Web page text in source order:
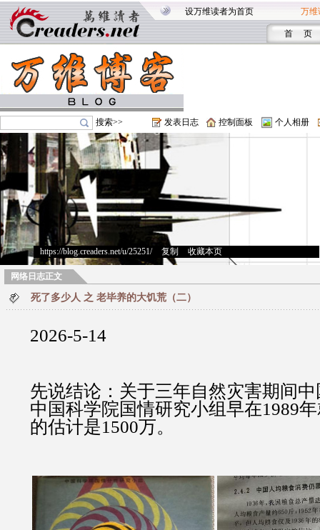
设万维读者为首页 万维
首 页
搜索>> 发表日志 控制面板 个人相册
https://blog.creaders.net/u/25251/> 复制 收藏本页
网络日志正文
死了多少人 之 老毕养的大饥荒（二）
2026-5-14
先说结论：关于三年自然灾害期间
中国科学院国情研究小组早在1989
的估计是1500万。